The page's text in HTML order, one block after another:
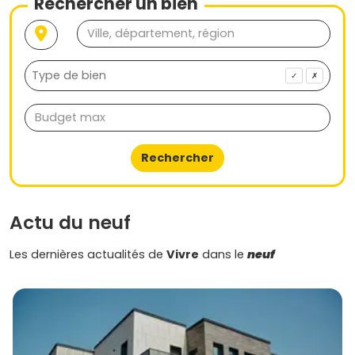
✓ ✗
Rechercher
Actu du neuf
Les dernières actualités de Vivre dans le neuf